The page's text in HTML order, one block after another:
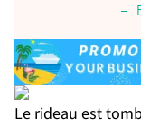
-
Le rideau est